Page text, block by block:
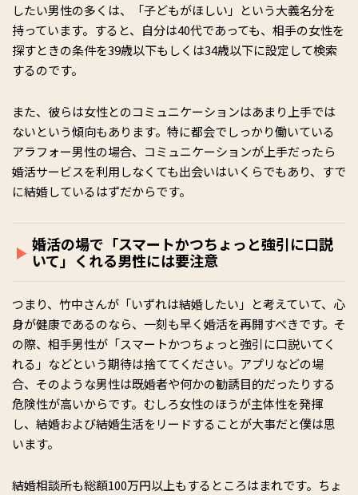
したい男性の多くは、「子どもがほしい」という大義名分を
持っています。すると、自分は40代であっても、相手の女性を
探すときの条件を39歳以下もしくは34歳以下に設定して検索
するのです。
また、彼らは女性とのコミュニケーションはあまり上手では
ないという傾向もあります。特に都会でしっかり働いている
アラフォー男性の場合、コミュニケーションが上手だったら
婚活サービスを利用しなくても出会いはいくらでもあり、すで
に結婚しているはずだからです。
婚活の場で「スマートかつちょっと強引に口説
いて」くれる男性には要注意
つまり、竹中さんが「いずれは結婚したい」と考えていて、心
身が健康であるのなら、一刻も早く婚活を再開すべきです。そ
の際、相手男性が「スマートかつちょっと強引に口説いてく
れる」などという期待は捨ててください。アプリなどの場
合、そのような男性は既婚者や何かの勧誘目的だったりする
危険性が高いからです。むしろ女性のほうが主体性を発揮
し、結婚および結婚生活をリードすることが大事だと僕は思
います。
結婚相談所も総額100万円以上もするところはまれです。ちょ